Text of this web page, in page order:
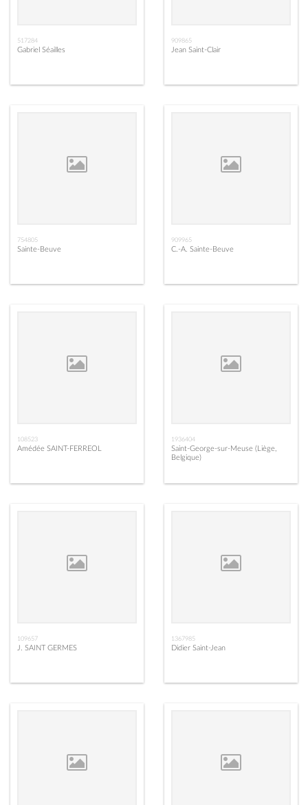
517284
Gabriel Séailles
909865
Jean Saint-Clair
754805
Sainte-Beuve
909965
C.-A. Sainte-Beuve
108523
Amédée SAINT-FERREOL
1936404
Saint-George-sur-Meuse (Liège,
Belgique)
109657
J. SAINT GERMES
1367985
Didier Saint-Jean